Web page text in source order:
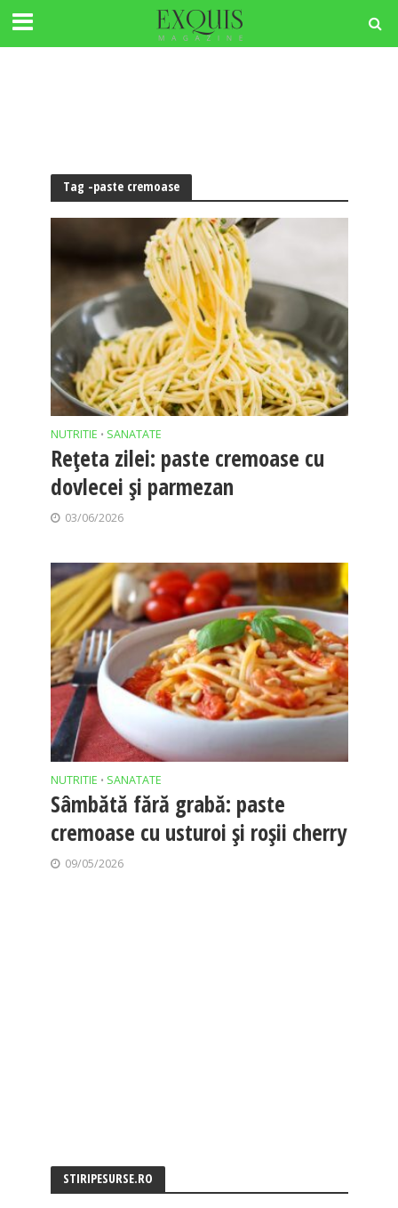
Tag -paste cremoase
NUTRITIE • SANATATE
Rețeta zilei: paste cremoase cu
dovlecei și parmezan
03/06/2026
NUTRITIE • SANATATE
Sâmbătă fără grabă: paste
cremoase cu usturoi și roșii cherry
09/05/2026
STIRIPESURSE.RO